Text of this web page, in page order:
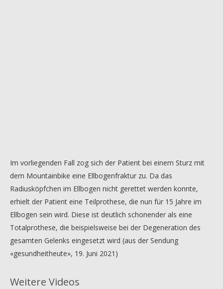
Im vorliegenden Fall zog sich der Patient bei einem Sturz mit
dem Mountainbike eine Ellbogenfraktur zu. Da das
Radiusköpfchen im Ellbogen nicht gerettet werden konnte,
erhielt der Patient eine Teilprothese, die nun für 15 Jahre im
Ellbogen sein wird. Diese ist deutlich schonender als eine
Totalprothese, die beispielsweise bei der Degeneration des
gesamten Gelenks eingesetzt wird (aus der Sendung
«gesundheitheute», 19. Juni 2021)
Weitere Videos